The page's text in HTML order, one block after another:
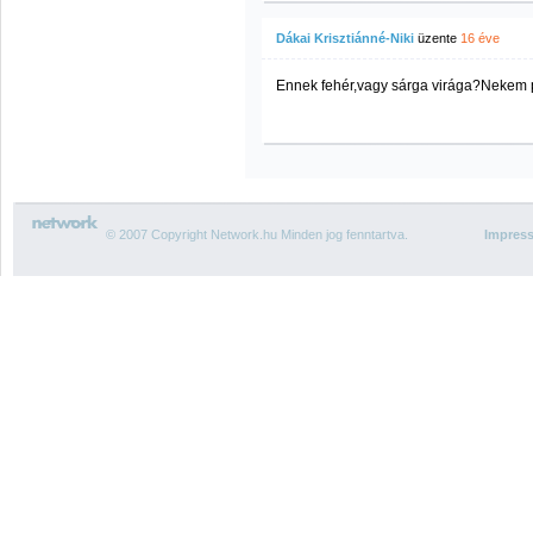
Dákai Krisztiánné-Niki üzente 16 éve
Ennek fehér,vagy sárga virága?Nekem
© 2007 Copyright Network.hu Minden jog fenntartva.